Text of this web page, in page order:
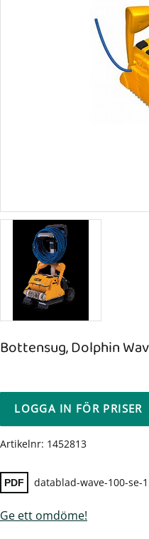
Bottensug, Dolphin
LOGGA IN FÖR PRISER
Artikelnr 1452813
datablad-wave-100-se-
Ge ett omdöme!